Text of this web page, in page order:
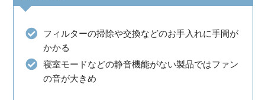
フィルターの掃除や交換などのお手入れに手間が
かかる
寝室モードなどの静音機能がない製品ではファン
の音が大きめ